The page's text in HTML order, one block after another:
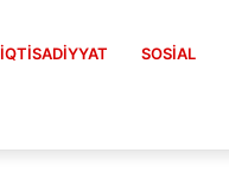
İQTISADIYYAT SOSIAL